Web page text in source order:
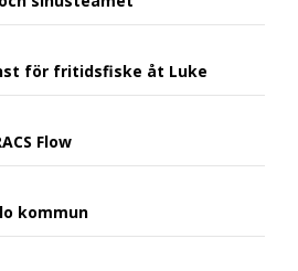
för fritidsfiske åt Luke
Flow
kommun